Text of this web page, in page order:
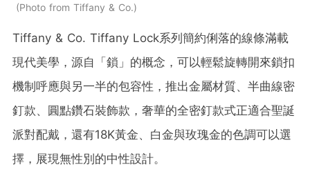
Photo from Tiffany & Co.
Tiffany & Co. Tiffany Lock系列簡約俐落的線條滿載
現代美學，源自「鎖」的概念，可以輕鬆旋轉開來鎖扣
機制呼應與另一半的包容性，推出金屬材質、半曲線密
釘款、圓點鑽石裝飾款，奢華的全密釘款式正適合聖誕
派對配戴，還有18K黃金、白金與玫瑰金的色調可以選
擇，展現無性別的中性設計。